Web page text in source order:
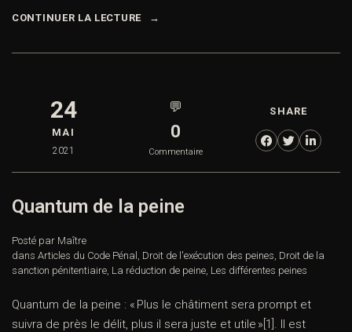
CONTINUER LA LECTURE
24
MAI
2021
💬
0
Commentaire
SHARE
Quantum de la peine
Posté par Maître
dans Articles du Code Pénal , Droit de l'exécution des peines, Droit de la
sanction pénitentiaire, La réduction de peine, Les différentes peines
Quantum de la peine : « Plus le châtiment sera prompt et
suivra de près le délit, plus il sera juste et utile »[1]. Il est